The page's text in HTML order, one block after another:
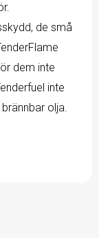
de små
dem inte
inte
olja.